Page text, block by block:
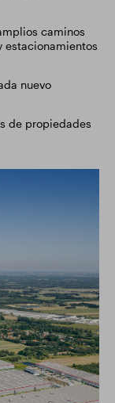
caminos
estacionamientos
nuevo
de propiedades